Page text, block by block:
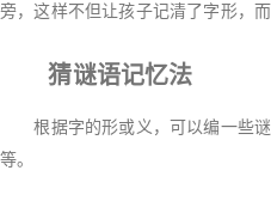
旁，这样不但让孩子记清了字形，
猜谜语记忆法
根据字的形或义，可以编一些谜
等。